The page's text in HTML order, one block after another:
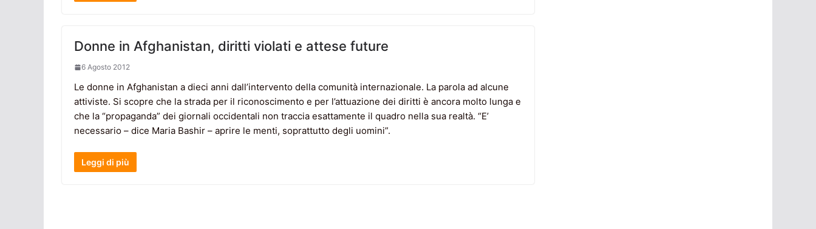
Donne in Afghanistan, diritti violati e attese future
6 Agosto 2012
Le donne in Afghanistan a dieci anni dall’intervento della comunità internazionale. La parola ad alcune
attiviste. Si scopre che la strada per il riconoscimento e per l’attuazione dei diritti è ancora molto lunga e
che la “propaganda” dei giornali occidentali non traccia esattamente il quadro nella sua realtà. “E’
necessario – dice Maria Bashir – aprire le menti, soprattutto degli uomini”.
Leggi di più